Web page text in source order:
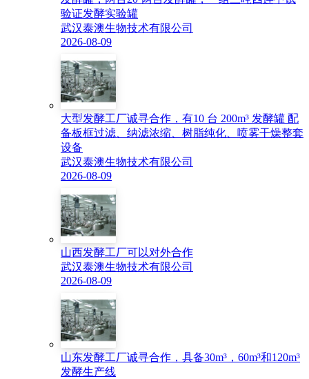
验证发酵实验罐
武汉泰澳生物技术有限公司
2026-08-09
大型发酵工厂诚寻合作，有10 台 200m³ 发酵罐 配
备板框过滤、纳滤浓缩、树脂纯化、喷雾干燥整套
设备
武汉泰澳生物技术有限公司
2026-08-09
山西发酵工厂可以对外合作
武汉泰澳生物技术有限公司
2026-08-09
山东发酵工厂诚寻合作，具备30m³，60m³和120m³
发酵生产线